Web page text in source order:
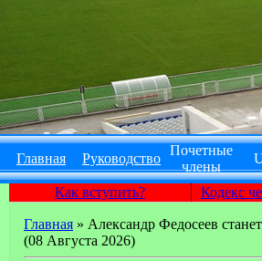
Главная Руководство
Почетные
члены
Как вступить?
Кодекс
Главная » Александр Федосеев
(08 Августа 2026)